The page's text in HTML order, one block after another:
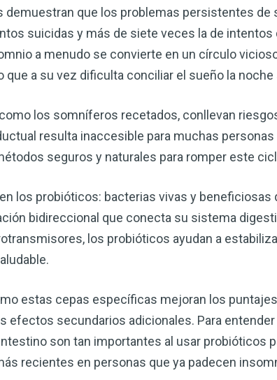
demuestran que los problemas persistentes
suicidas y más de siete veces la de
a menudo se convierte en un círculo
que a su vez dificulta conciliar el sueño la
los somníferos recetados, conllevan
resulta inaccesible para muchas
seguros y naturales para romper este
los probióticos: bacterias vivas y
bidireccional que conecta su sistema
los probióticos ayudan a
estas cepas específicas mejoran los
efectos secundarios adicionales. Para
son tan importantes al usar probióticos
recientes en personas que ya padecen
Mejore su salud
vinagre de sidra
mi guía ahora
quiera mejorar su
corazón o controlar su
complemento para su
¡Descubra todo lo que el